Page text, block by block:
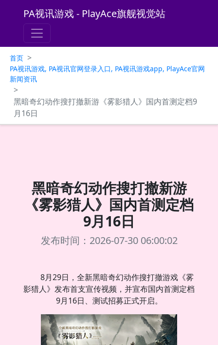
PA视讯游戏 - PlayAce旗舰视觉站
首页 >
PA视讯游戏, PA视讯官网登录入口, PA视讯游戏app, PlayAce官网
新闻资讯
>
黑暗奇幻动作搜打撤新游《雾影猎人》国内首测定档9
月16日
黑暗奇幻动作搜打撤新游
《雾影猎人》国内首测定档
9月16日
发布时间：2026-07-30 06:00:02
8月29日，全新黑暗奇幻动作搜打撤游戏《雾
影猎人》发布首支宣传视频，并宣布国内首测定档
9月16日、测试招募正式开启。